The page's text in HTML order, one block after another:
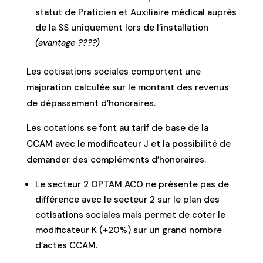
statut de Praticien et Auxiliaire médical auprès
de la SS uniquement lors de l’installation
(avantage ????)
Les cotisations sociales comportent une
majoration calculée sur le montant des revenus
de dépassement d’honoraires.
Les cotations se font au tarif de base de la
CCAM avec le modificateur J et la possibilité de
demander des compléments d’honoraires.
Le secteur 2 OPTAM ACO ne présente pas de
différence avec le secteur 2 sur le plan des
cotisations sociales mais permet de coter le
modificateur K (+20%) sur un grand nombre
d’actes CCAM.